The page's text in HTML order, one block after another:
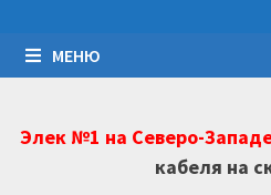
МЕНЮ
Элек №1 на Северо-
кабеля на